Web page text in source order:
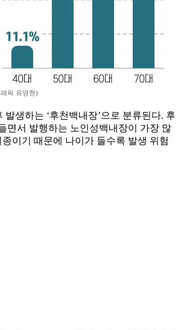
픽 유영현)
발생하는 ‘후천백내장’으로 분류된다. 후
면서 발행하는 노인성백내장이 가장 많
이기 때문에 나이가 들수록 발생 위험